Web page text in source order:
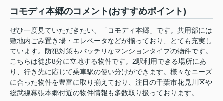
コモディ本郷のコメント(おすすめポイント)
ぜひ一度見ていただきたい、「コモディ本郷」です。共用部には
敷地内ごみ置き場・エレベータなどが揃っており、とても充実し
ています。防犯対策もバッチリなマンションタイプの物件です。
こちらは徒歩8分に立地する物件です。2駅利用できる場所にあ
り、行き先に応じて乗車駅の使い分けができます。様々なニーズ
に合った物件を豊富に取り揃えており、注目の千葉市花見川区や
総武線幕張本郷付近の物件情報も多数取り扱っております。